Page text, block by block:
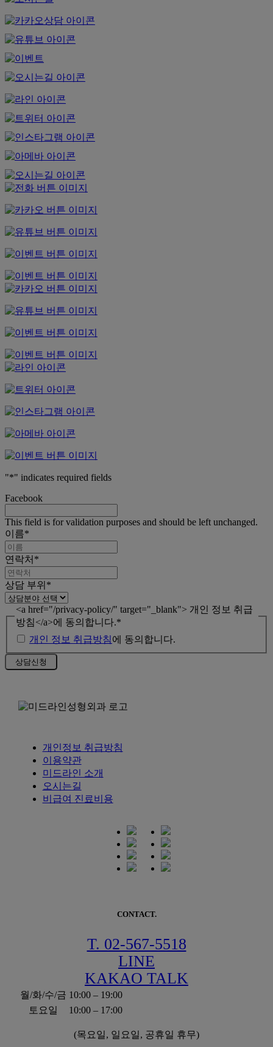
"*" indicates required fields
Facebook
This field is for validation purposes and should be left unchanged.
이름*
연락처 *
상담 부위 *
<a href="/privacy-policy/" target="_blank"> 개인 정보 취급
방침</a>에 동의합니다.*
개인 정보 취급방침에 동의합니다.
개인정보 취급방침
이용약관
미드라인 소개
오시는길
비급여 진료비용
CONTACT.
T. 02-567-5518
LINE
KAKAO TALK
월/화/수/금 10:00 – 19:00
토요일
10:00 – 17:00
(목요일, 일요일, 공휴일 휴무)